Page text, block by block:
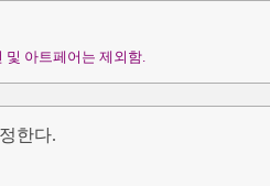
및 아트페어는 제외함.
한다.